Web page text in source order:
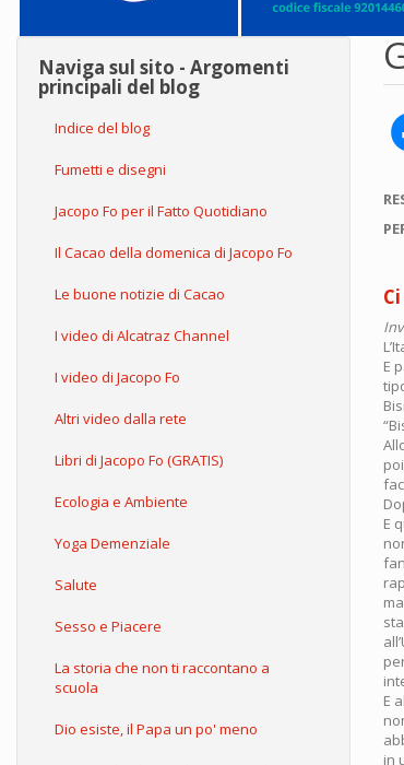
Naviga sul sito - Argomenti
principali del blog
Indice del blog
Fumetti e disegni
Jacopo Fo per il Fatto Quotidiano
Il Cacao della domenica di Jacopo Fo
Le buone notizie di Cacao
I video di Alcatraz Channel
I video di Jacopo Fo
Altri video dalla rete
Libri di Jacopo Fo (GRATIS)
Ecologia e Ambiente
Yoga Demenziale
Salute
Sesso e Piacere
La storia che non ti raccontano a
scuola
Dio esiste, il Papa un po' meno
E
E
E
in